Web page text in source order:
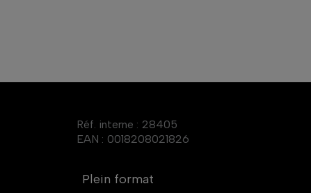
Réf. interne : 28405
EAN : 0018208021826
Plein format